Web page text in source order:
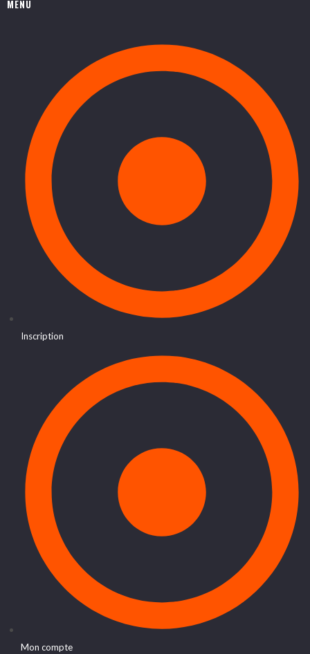
MENU
Inscription
Mon compte